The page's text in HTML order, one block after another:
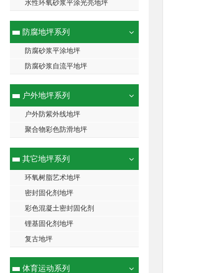
水性环氧砂浆平涂光亮地坪
防腐地坪系列
防腐砂浆平涂地坪
防腐砂浆自流平地坪
户外地坪系列
户外防紫外线地坪
聚合物彩色防滑地坪
其它地坪系列
环氧树脂艺术地坪
密封固化剂地坪
彩色混凝土密封固化剂
锂基固化剂地坪
复古地坪
体育运动系列